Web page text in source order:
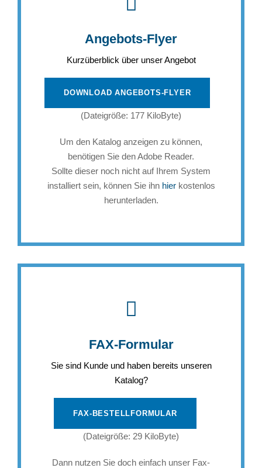
Angebots-Flyer
Kurzüberblick über unser Angebot
DOWNLOAD ANGEBOTS-FLYER
(Dateigröße: 177 KiloByte)
Um den Katalog anzeigen zu können,
benötigen Sie den Adobe Reader.
Sollte dieser noch nicht auf Ihrem System
installiert sein, können Sie ihn hierkostenlos
herunterladen.
FAX-Formular
Sie sind Kunde und haben bereits unseren
Katalog?
FAX-BESTELLFORMULAR
(Dateigröße: 29 KiloByte)
Dann nutzen Sie doch einfach unser Fax-